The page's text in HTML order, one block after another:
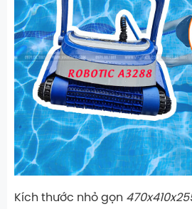
Kích thước nhỏ gọn